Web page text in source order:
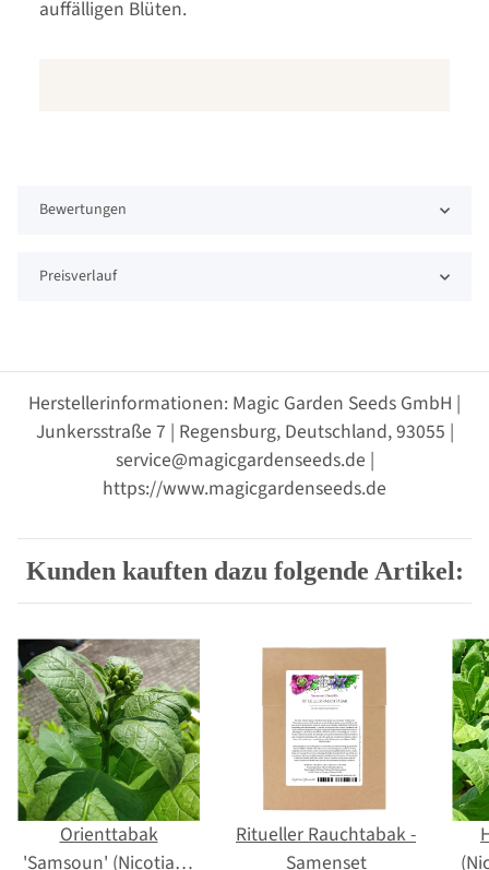
auffälligen Blüten.
Bewertungen
Preisverlauf
Herstellerinformationen: Magic Garden Seeds GmbH |
Junkersstraße 7 | Regensburg, Deutschland, 93055 |
service@magicgardenseeds.de |
https://www.magicgardenseeds.de
Kunden kauften dazu folgende Artikel:
Orienttabak
'Samsoun' (Nicotiana
Ritueller Rauchtabak -
Samenset